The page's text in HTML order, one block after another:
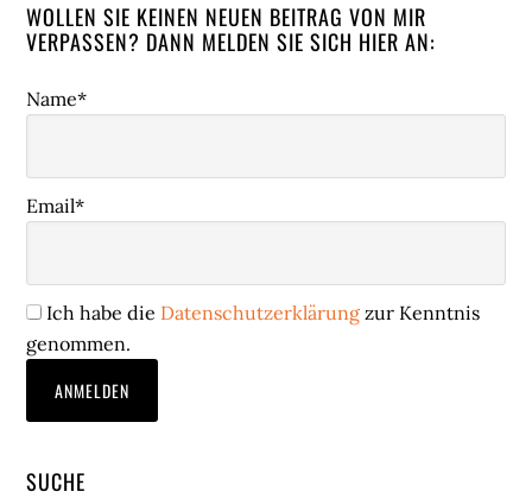
WOLLEN SIE KEINEN NEUEN BEITRAG VON MIR
VERPASSEN? DANN MELDEN SIE SICH HIER AN:
Name*
Email*
Ich habe die Datenschutzerklärung zur Kenntnis
genommen.
SUCHE